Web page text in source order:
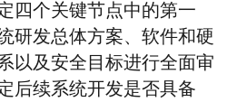
四个关键节点中的第一
研发总体方案、软件和硬
以及安全目标进行全面审
后续系统开发是否具备